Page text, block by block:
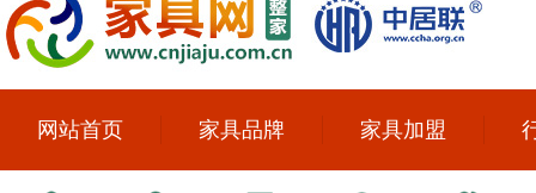
网站首页 家具品牌 家具加盟